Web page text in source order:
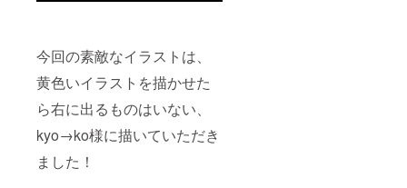
今回の素敵なイラストは、
黄色いイラストを描かせた
ら右に出るものはいない、
kyo→ko様に描いていただき
ました！